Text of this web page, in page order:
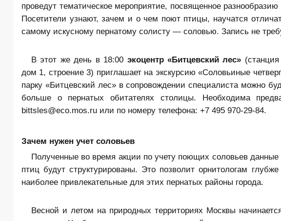
проведут тематическое мероприятие, посвященное
Посетители узнают, зачем и о чем поют птицы, научатся
самому искусному пернатому солисту — соловью. Запись не
В этот же день в 18:00 экоцентр «Битцевский лес»
дом 1, строение 3) приглашает на экскурсию «Соловьиные
парку «Битцевский лес» в сопровождении специалиста можно
больше о пернатых обитателях столицы. Необходима
bittsles@eco.mos.ru или по номеру телефона: +7 495 970-29-84.
Зачем нужен учет соловьев
Полученные во время акции по учету поющих соловьев
птиц будут структурированы. Это позволит орнитологам
наиболее привлекательные для этих пернатых районы города.
Весной и летом на природных территориях Москвы